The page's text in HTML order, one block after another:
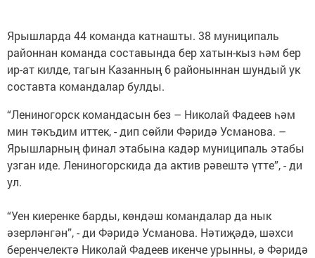
Ярышларда 44 команда катнашты. 38 муниципаль
районнан команда составында бер хатын-кыз һәм бер
ир-ат килде, тагын Казанның 6 районыннан шундый ук
составта командалар булды.
“Лениногорск командасын без – Николай Фадеев һәм
мин тәкъдим иттек, - дип сөйли Фәридә Усманова. –
Ярышларның финал этабына кадәр муниципаль этабы
узган иде. Лениногорскида да актив рәвештә үтте”, - ди
ул.
“Уен киеренке барды, көндәш командалар да нык
әзерләнгән”, - ди Фәридә Усманова. Нәтиҗәдә, шәхси
беренчелектә Николай Фадеев икенче урынны, ә Фәридә